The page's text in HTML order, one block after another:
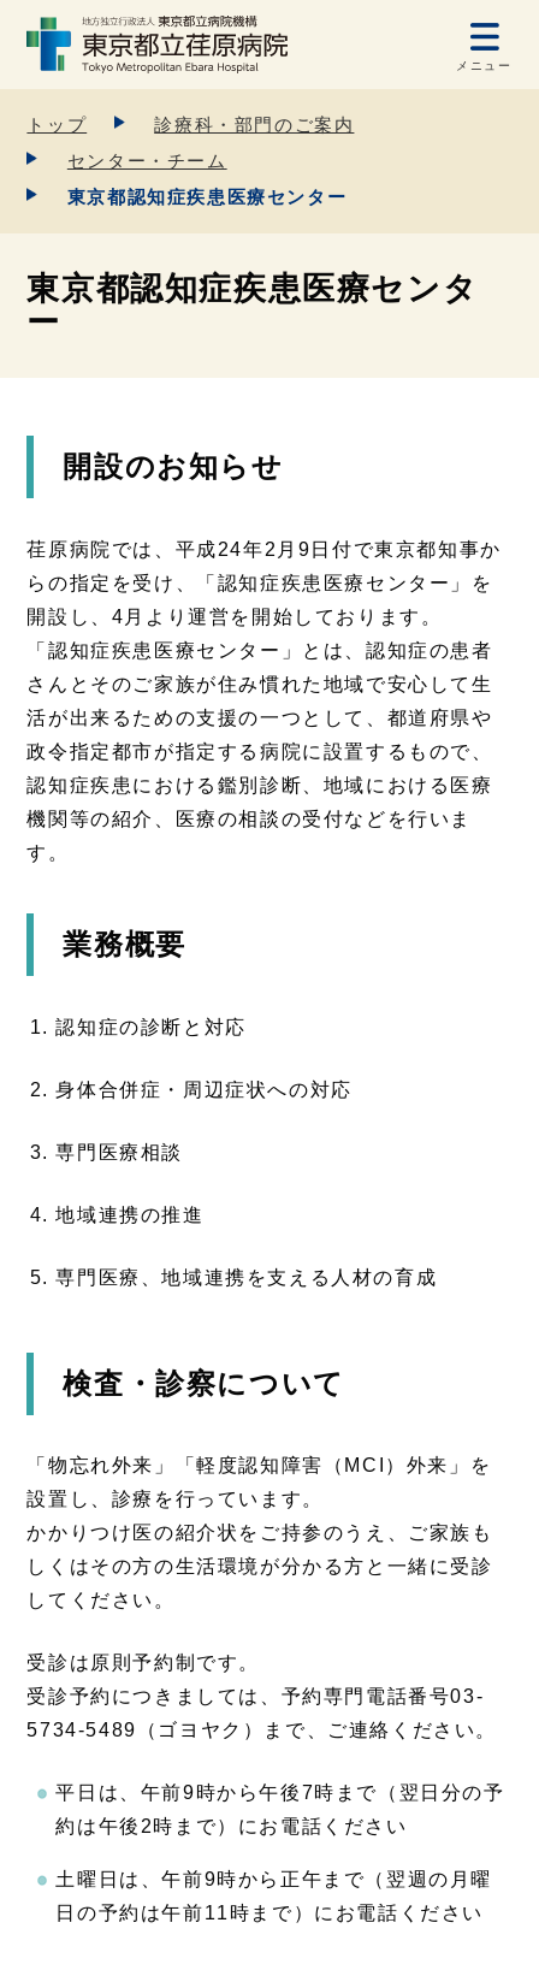
メニュー
トップ
診療科・部門のご案内
センター・チーム
東京都認知症疾患医療センター
東京都認知症疾患医療センタ
ー
開設のお知らせ
荏原病院では、平成24年2月9日付で東京都知事か
らの指定を受け、「認知症疾患医療センター」を
開設し、4月より運営を開始しております。
「認知症疾患医療センター」とは、認知症の患者
さんとそのご家族が住み慣れた地域で安心して生
活が出来るための支援の一つとして、都道府県や
政令指定都市が指定する病院に設置するもので、
認知症疾患における鑑別診断、地域における医療
機関等の紹介、医療の相談の受付などを行いま
す。
業務概要
認知症の診断と対応
身体合併症・周辺症状への対応
専門医療相談
地域連携の推進
専門医療、地域連携を支える人材の育成
検査・診察について
「物忘れ外来」「軽度認知障害（MCI）外来」を
設置し、診療を行っています。
かかりつけ医の紹介状をご持参のうえ、ご家族も
しくはその方の生活環境が分かる方と一緒に受診
してください。
受診は原則予約制です。
受診予約につきましては、予約専門電話番号03-
5734-5489（ゴヨヤク）まで、ご連絡ください。
平日は、午前9時から午後7時まで（翌日分の予
約は午後2時まで）にお電話ください
土曜日は、午前9時から正午まで（翌週の月曜
日の予約は午前11時まで）にお電話ください